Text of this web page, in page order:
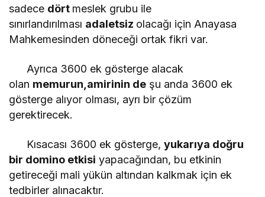
sadece dört meslek grubu ile
sınırlandırılması adaletsiz olacağı için Anayasa
Mahkemesinden döneceği ortak fikri var.
Ayrıca 3600 ek gösterge alacak
olan memurun, amirinin de şu anda 3600 ek
gösterge alıyor olması, ayrı bir çözüm
gerektirecek.
Kısacası 3600 ek gösterge,yukarıya doğru
bir domino etkisi yapacağından, bu etkinin
getireceği mali yükün altından kalkmak için ek
tedbirler alınacaktır.